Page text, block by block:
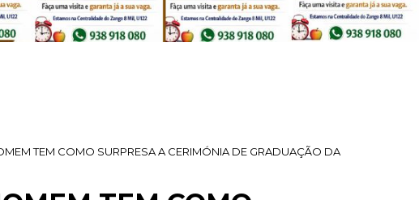
TEM COMO SURPRESA A CERIMÓNIA DE GRADUAÇÃO DA